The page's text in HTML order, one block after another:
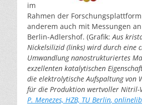
im
Rahmen der
anderem auch mit Messungen an
Berlin-Adlershof. (Grafik:Aus
Nickelsilizid (links) wird durch eine
Umwandlung nanostrukturiertes
exzellenten katalytischen
die elektrolytische Aufspaltung von
für die Produktion wertvoller Nitril-
P. Menezes, HZB, TU Berlin,